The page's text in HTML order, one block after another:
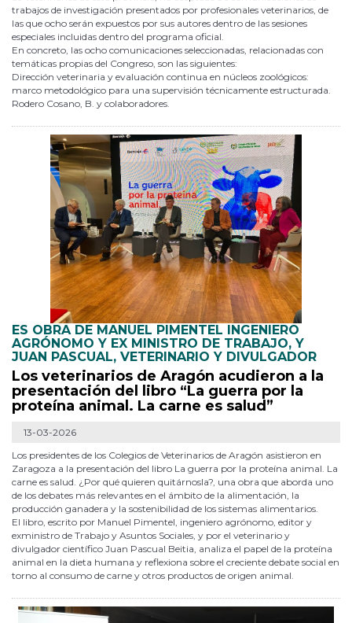
trabajos de investigación presentados por profesionales veterinarios, de
las que ocho serán expuestos por sus autores dentro de las sesiones
especiales incluidas dentro del programa oficial.
En concreto, las ocho comunicaciones seleccionadas, relacionadas con
temáticas propias del Congreso, son las siguientes:
Dirección veterinaria y evaluación continua en núcleos zoológicos:
marco metodológico para una supervisión técnicamente estructurada.
Rodero Cosano, B. y colaboradores.
ES OBRA DE MANUEL PIMENTEL INGENIERO
AGRÓNOMO Y EX MINISTRO DE TRABAJO, Y
JUAN PASCUAL, VETERINARIO Y DIVULGADOR
Los veterinarios de Aragón acudieron a la
presentación del libro “La guerra por la
proteína animal. La carne es salud”
13-03-2026
Los presidentes de los Colegios de Veterinarios de Aragón asistieron en
Zaragoza a la presentación del libro La guerra por la proteína animal. La
carne es salud. ¿Por qué quieren quitárnosla?, una obra que aborda uno
de los debates más relevantes en el ámbito de la alimentación, la
producción ganadera y la sostenibilidad de los sistemas alimentarios.
El libro, escrito por Manuel Pimentel, ingeniero agrónomo, editor y
exministro de Trabajo y Asuntos Sociales, y por el veterinario y
divulgador científico Juan Pascual Beitia, analiza el papel de la proteína
animal en la dieta humana y reflexiona sobre el creciente debate social en
torno al consumo de carne y otros productos de origen animal.